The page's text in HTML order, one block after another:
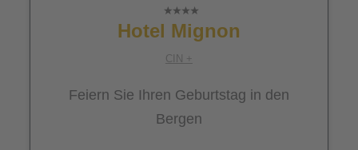
Hotel Mignon
CIN +
Feiern Sie Ihren Geburtstag in den
Bergen